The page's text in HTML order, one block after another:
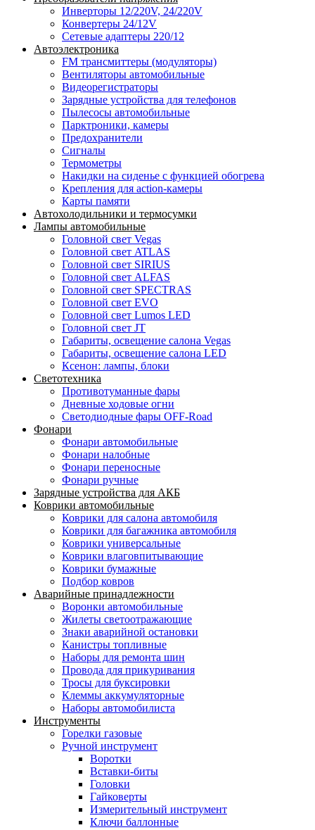
Инверторы 12/220V, 24/220V
Конвертеры 24/12V
Сетевые адаптеры 220/12
Автоэлектроника
FM трансмиттеры (модуляторы)
Вентиляторы автомобильные
Видеорегистраторы
Зарядные устройства для телефонов
Пылесосы автомобильные
Парктроники, камеры
Предохранители
Сигналы
Термометры
Накидки на сиденье с функцией обогрева
Крепления для action-камеры
Карты памяти
Автохолодильники и термосумки
Лампы автомобильные
Головной свет Vegas
Головной свет ATLAS
Головной свет SIRIUS
Головной свет ALFAS
Головной свет SPECTRAS
Головной свет EVO
Головной свет Lumos LED
Головной свет JT
Габариты, освещение салона Vegas
Габариты, освещение салона LED
Ксенон: лампы, блоки
Светотехника
Противотуманные фары
Дневные ходовые огни
Светодиодные фары OFF-Road
Фонари
Фонари автомобильные
Фонари налобные
Фонари переносные
Фонари ручные
Зарядные устройства для АКБ
Коврики автомобильные
Коврики для салона автомобиля
Коврики для багажника автомобиля
Коврики универсальные
Коврики влаговпитывающие
Коврики бумажные
Подбор ковров
Аварийные принадлежности
Воронки автомобильные
Жилеты светоотражающие
Знаки аварийной остановки
Канистры топливные
Наборы для ремонта шин
Провода для прикуривания
Тросы для буксировки
Клеммы аккумуляторные
Наборы автомобилиста
Инструменты
Горелки газовые
Ручной инструмент
Воротки
Вставки-биты
Головки
Гайковерты
Измерительный инструмент
Ключи баллонные